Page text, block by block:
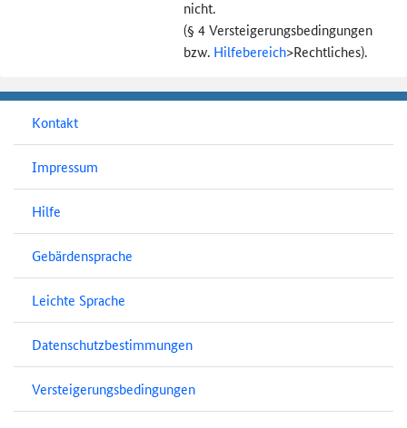
nicht.
(§ 4 Versteigerungs­bedingungen
bzw. Hilfebereich>Rechtliches).
Kontakt
Impressum
Hilfe
Gebärdensprache
Leichte Sprache
Datenschutzbestimmungen
Versteigerungsbedingungen